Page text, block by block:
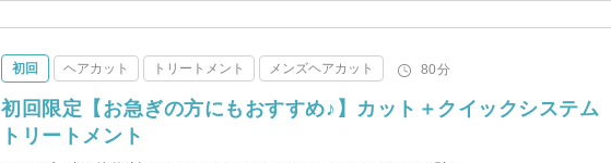
初回 ヘアカット トリートメント メンズヘアカット 80分
初回限定【お急ぎの方にもおすすめ♪】カット＋クイックシステム
トリートメント